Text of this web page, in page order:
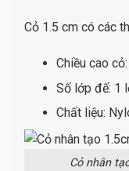
Cỏ 1.5 cm có các
Chiều cao
Số lớp đế: 1
Chất liệu:
Cỏ nhân